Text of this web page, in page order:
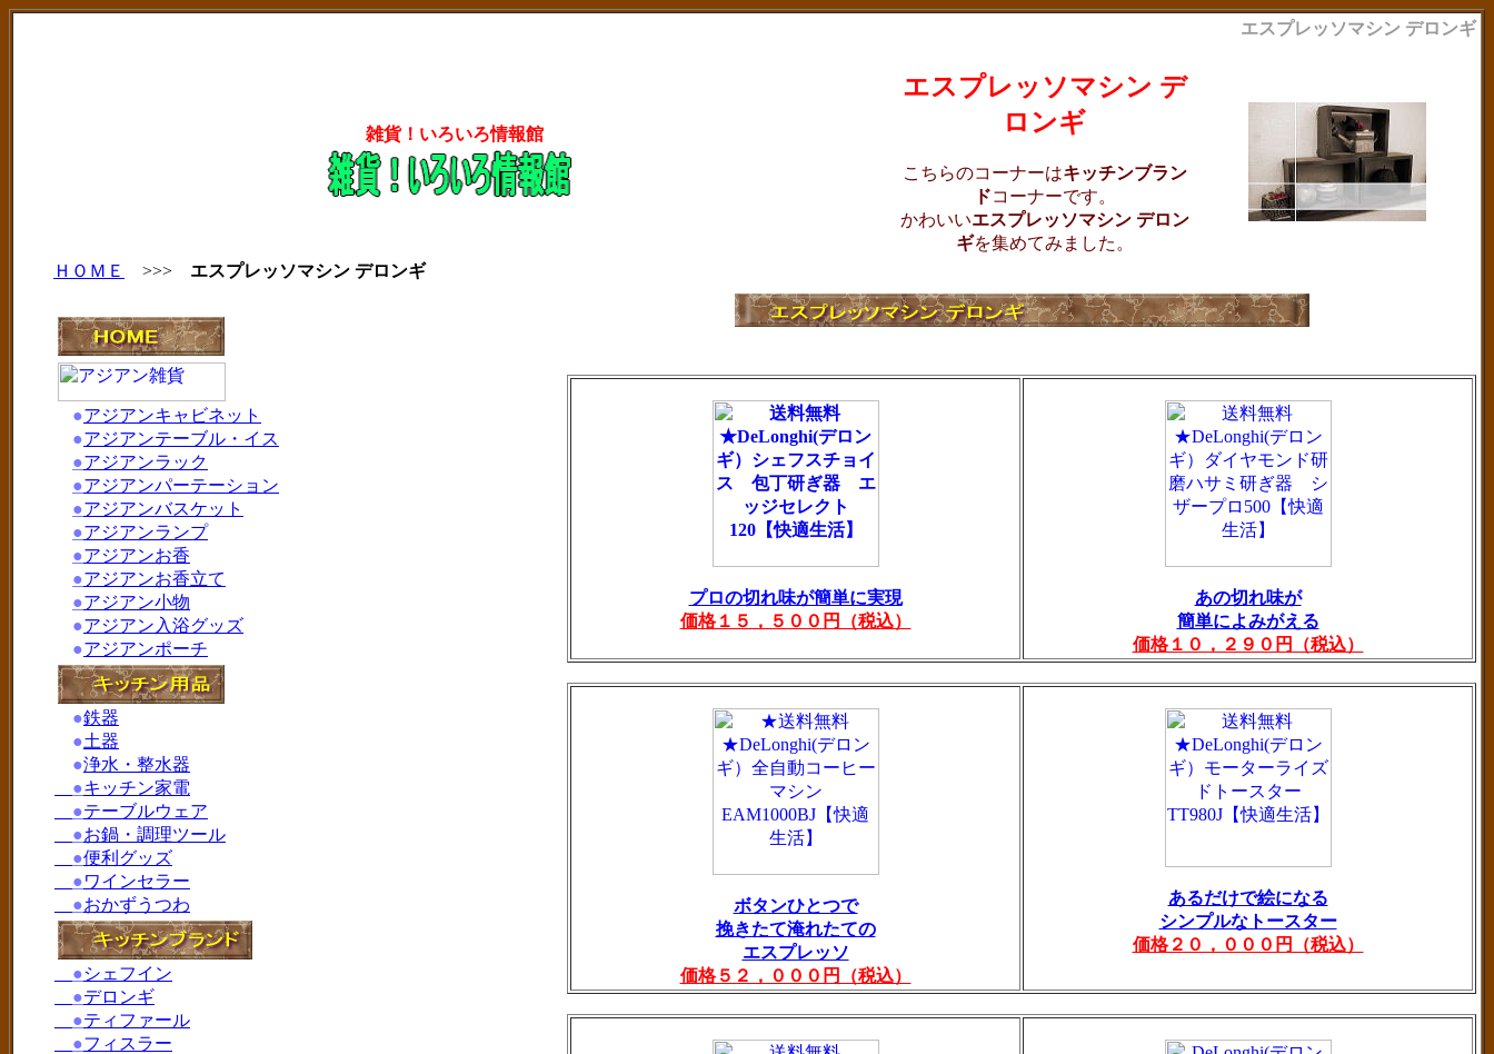
エスプレッソマシン デロンギ
雑貨！いろいろ情報館
エスプレッソマシン デ
ロンギ
こちらのコーナーはキッチンブラン
ドコーナーです。
かわいいエスプレッソマシン デロン
ギを集めてみました。
ＨＯＭＥ
>>> エスプレッソマシン デロンギ
プロの切れ味が簡単に実現
価格１５，５００円（税込）
あの切れ味が
簡単によみがえる
価格１０，２９０円（税込）
ボタンひとつで
挽きたて淹れたての
エスプレッソ
価格５２，０００円（税込）
あるだけで絵になる
シンプルなトースター
価格２０，０００円（税込）
●アジアンキャビネット
●アジアンテーブル・イス
●アジアンラック
●アジアンパーテーション
●アジアンバスケット
●アジアンランプ
●アジアンお香
●アジアンお香立て
●アジアン小物
●アジアン入浴グッズ
●アジアンポーチ
●鉄器
●土器
●浄水・整水器
●キッチン家電
●テーブルウェア
●お鍋・調理ツール
●便利グッズ
●ワインセラー
●おかずうつわ
●シェフイン
●デロンギ
●ティファール
●フィスラー